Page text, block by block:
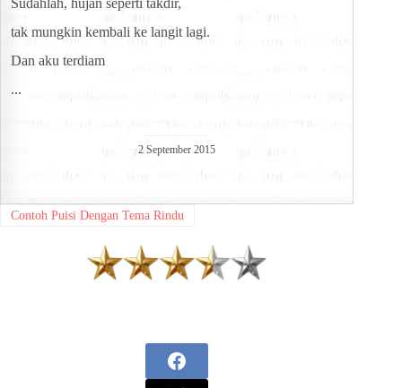
Sudahlah, hujan seperti takdir,
tak mungkin kembali ke langit lagi.
Dan aku terdiam
...
2 September 2015
Contoh Puisi Dengan Tema Rindu